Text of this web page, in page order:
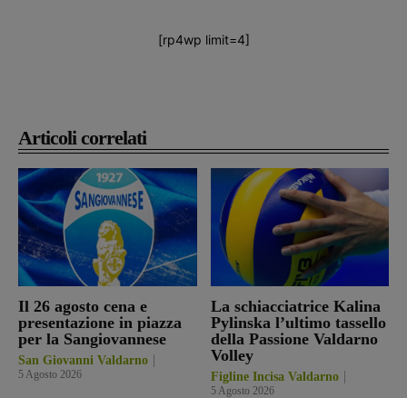
Articoli correlati
Il 26 agosto cena e
presentazione in piazza
per la Sangiovannese
San Giovanni Valdarno
5 Agosto 2026
La schiacciatrice Kalina
Pylinska l’ultimo tassello
della Passione Valdarno
Volley
Figline Incisa Valdarno
5 Agosto 2026
[rp4wp limit=4]